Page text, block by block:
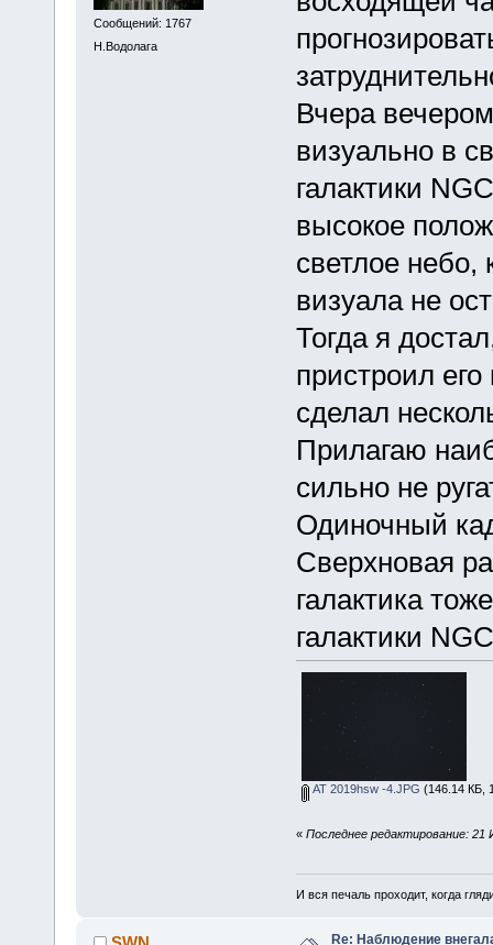
Сообщений: 1767
Н.Водолага
Вчера
визуально в
галактики
высокое
светлое небо,
визуала не
Тогда я
пристроил
сделал
Прилагаю
сильно не
Одиночный
Сверхновая
галактика
галактики
AT 2019hsw -4.JPG (146.14 КБ,
« Последнее редактирование: 21
И вся печаль проходит, когда
Re: Наблюдение